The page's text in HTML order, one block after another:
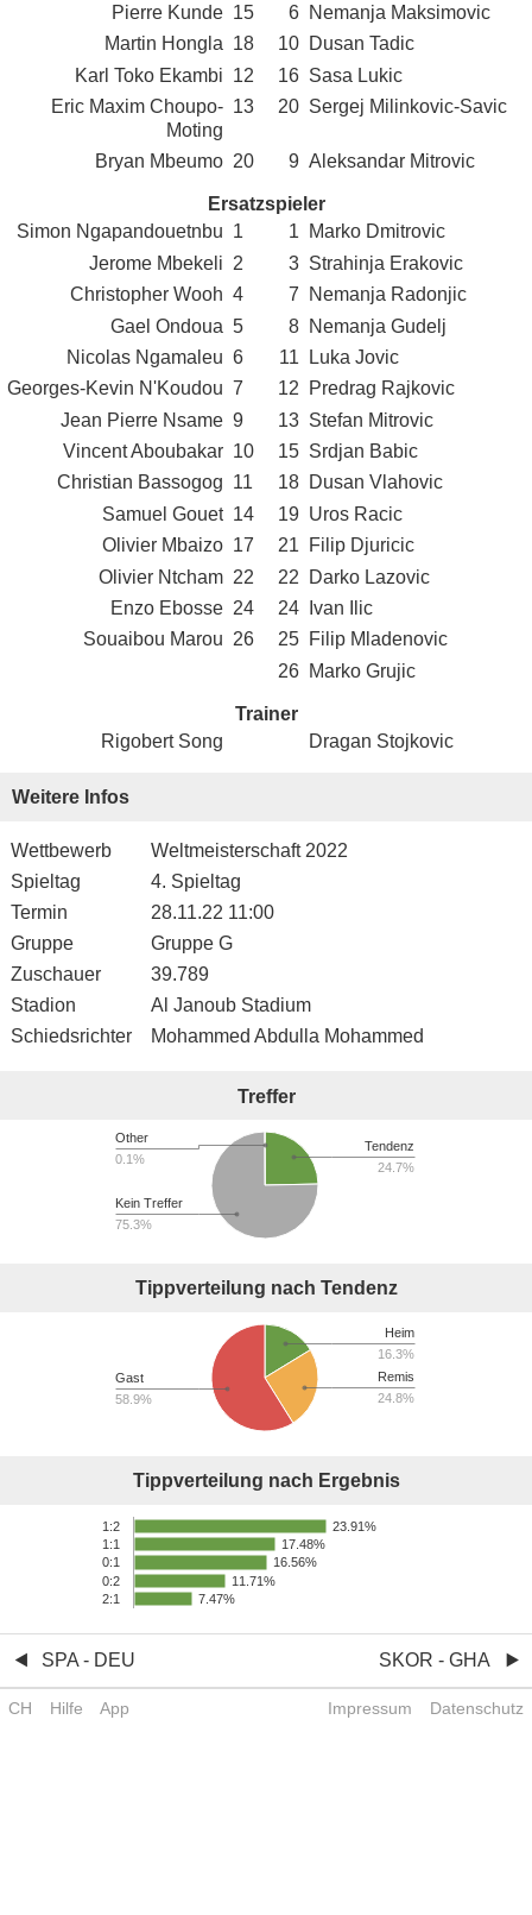
Pierre Kunde 15 6 Nemanja Maksimovic
Martin Hongla 18 10 Dusan Tadic
Karl Toko Ekambi 12 16 Sasa Lukic
Eric Maxim Choupo-
Moting
13 20 Sergej Milinkovic-Savic
Bryan Mbeumo 20 9 Aleksandar Mitrovic
Ersatzspieler
Simon Ngapandouetnbu 1 1 Marko Dmitrovic
Jerome Mbekeli 2 3 Strahinja Erakovic
Christopher Wooh 4 7
Nemanja Radonjic
Gael Ondoua 5 8 Nemanja Gudelj
Nicolas Ngamaleu 6 11
Luka Jovic
Georges-Kevin N'Koudou 7 12
Predrag Rajkovic
Jean Pierre Nsame 9 13 Stefan Mitrovic
Vincent Aboubakar 10 15 Srdjan Babic
Christian Bassogog 11 18 Dusan Vlahovic
Samuel Gouet 14 19 Uros Racic
Olivier Mbaizo 17 21
Filip Djuricic
Olivier Ntcham 22 22
Darko Lazovic
Enzo Ebosse 24 24
Ivan Ilic
Souaibou Marou 26 25 Filip Mladenovic
26 Marko Grujic
Trainer
Rigobert Song
Dragan Stojkovic
Weitere Infos
Wettbewerb
Weltmeisterschaft 2022
Spieltag
4. Spieltag
Termin
28.11.22 11:00
Gruppe
Gruppe G
Zuschauer
39.789
Stadion
Al Janoub Stadium
Schiedsrichter
Mohammed Abdulla Mohammed
Treffer
Tendenz
24.7%
Kein Treffer
75.3%
Other
0.1%
Tippverteilung nach Tendenz
Heim
16.3%
Remis
24.8%
Gast
58.9%
Tippverteilung nach Ergebnis
1:2
1:1
0:1
0:2
2:1
23.91%
17.48%
16.56%
11.71%
7.47%
SPA - DEU SKOR - GHA
CH Hilfe App Impressum Datenschutz